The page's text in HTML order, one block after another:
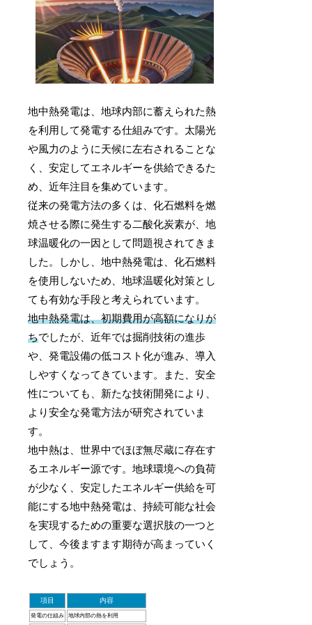
地中熱発電は、地球内部に蓄えられた熱
を利用して発電する仕組みです。太陽光
や風力のように天候に左右されることな
く、安定してエネルギーを供給できるた
め、近年注目を集めています。
従来の発電方法の多くは、化石燃料を燃
焼させる際に発生する二酸化炭素が、地
球温暖化の一因として問題視されてきま
した。しかし、地中熱発電は、化石燃料
を使用しないため、地球温暖化対策とし
ても有効な手段と考えられています。
地中熱発電は、初期費用が高額になりが
ちでしたが、近年では掘削技術の進歩
や、発電設備の低コスト化が進み、導入
しやすくなってきています。また、安全
性についても、新たな技術開発により、
より安全な発電方法が研究されていま
す。
地中熱は、世界中でほぼ無尽蔵に存在す
るエネルギー源です。地球環境への負荷
が少なく、安定したエネルギー供給を可
能にする地中熱発電は、持続可能な社会
を実現するための重要な選択肢の一つと
して、今後ますます期待が高まっていく
でしょう。
項目 内容
発電の仕組み 地球内部の熱を利用